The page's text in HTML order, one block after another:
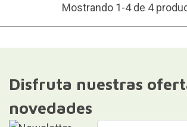
Mostrando 1-4 de 4
Disfruta nuestras
novedades